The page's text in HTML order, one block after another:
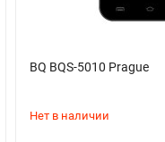
BQ BQS-5010 Prague
Нет в наличии